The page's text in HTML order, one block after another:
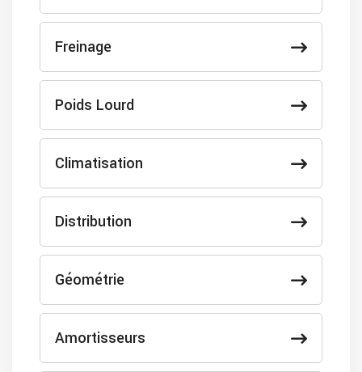
Freinage
Poids Lourd
Climatisation
Distribution
Géométrie
Amortisseurs